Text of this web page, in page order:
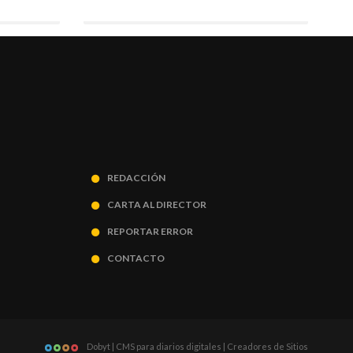
REDACCIÓN
CARTA AL DIRECTOR
REPORTAR ERROR
CONTACTO
Dobyt | CMS para diarios digitales | Creadores de Sitios